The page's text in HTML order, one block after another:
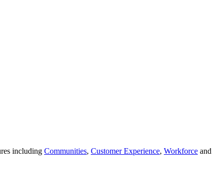
including Communities, Customer Experience, Workforce and